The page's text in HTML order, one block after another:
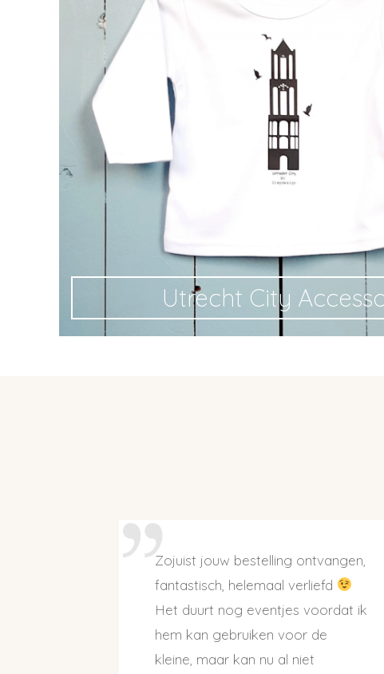
Utrecht City
Zojuist jouw bestelling ontvangen,
fantastisch, helemaal verliefd
Het duurt nog eventjes voordat ik
hem kan gebruiken voor de
kleine, maar kan nu al niet